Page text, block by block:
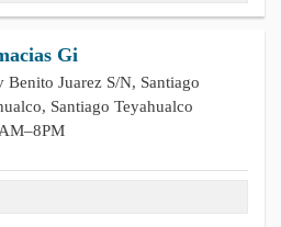
Gi
Benito Juarez S/N, Santiago
Santiago Teyahualco